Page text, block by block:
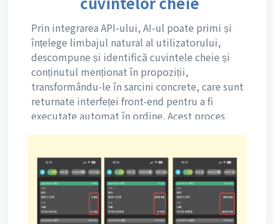
Prin integrarea API-ului, AI-ul poate primi și
înțelege limbajul natural al utilizatorului,
descompune și identifică cuvintele cheie și
conținutul menționat în propoziții,
transformându-le în sarcini concrete, care sunt
returnate interfeței front-end pentru a fi
executate automat în ordine. Acest proces